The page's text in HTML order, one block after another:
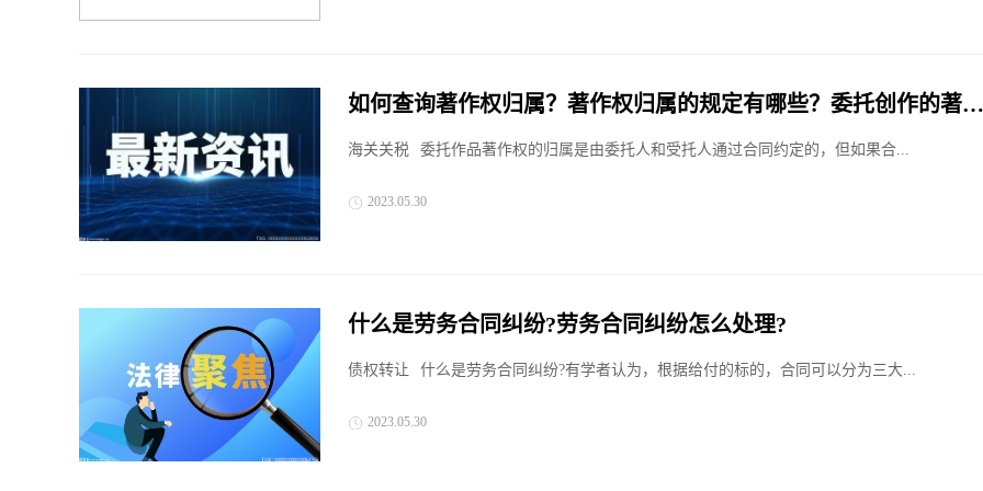
如何查询著作权归属？著作权归属的规定有哪些？委托创作的著作
权归属是什么？
海关关税 委托作品著作权的归属是由委托人和受托人通过合同约定的，但如果合...
2023.05.30
什么是劳务合同纠纷?劳务合同纠纷怎么处理?
债权转让 什么是劳务合同纠纷?有学者认为，根据给付的标的，合同可以分为三大...
2023.05.30